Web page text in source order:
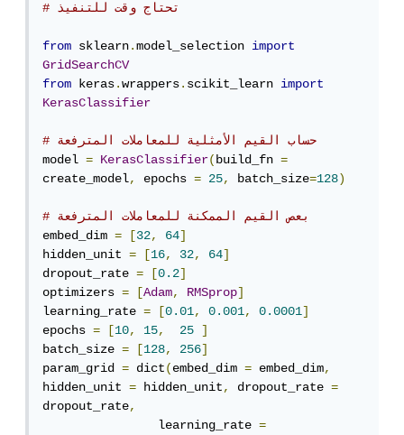
# تحتاج وقت للتنفيذ
from sklearn.model_selection import
GridSearchCV
from
keras.wrappers.scikit_learn import
KerasClassifier
# حساب القيم الأمثلية للمعاملات المترفعة
model = KerasClassifier(build_fn =
create_model, epochs = 25, batch_size=128)
embed_dim = [32, 64]
hidden_unit = [16, 32, 64]
dropout_rate = [0.2]
optimizers = [Adam, RMSprop]
learning_rate = [0.01, 0.001, 0.0001]
epochs = [10, 15, 25
]
batch_size = [128, 256]
param_grid = dict(embed_dim = embed_dim,
hidden_unit = hidden_unit, dropout_rate =
dropout_rate,
learning_rate =